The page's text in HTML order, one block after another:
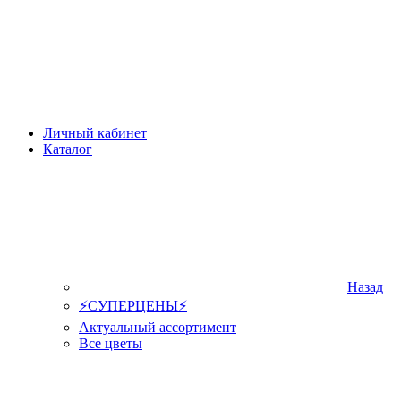
Личный кабинет
Каталог
Назад
⚡СУПЕРЦЕНЫ⚡
Актуальный ассортимент
Все цветы